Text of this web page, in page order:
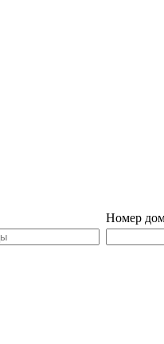
Номер